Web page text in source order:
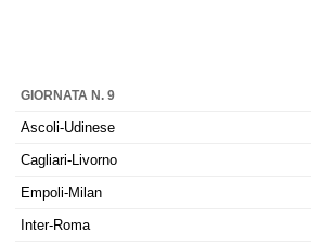
GIORNATA N. 9
Ascoli-Udinese
Cagliari-Livorno
Empoli-Milan
Inter-Roma